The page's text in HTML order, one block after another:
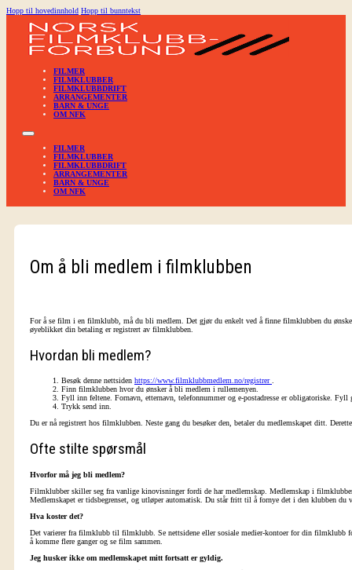
Hopp til hovedinnhold Hopp til bunntekst
FILMER
FILMKLUBBER
FILMKLUBBDRIFT
ARRANGEMENTER
BARN & UNGE
OM NFK
FILMER
FILMKLUBBER
FILMKLUBBDRIFT
ARRANGEMENTER
BARN & UNGE
OM NFK
Om å bli medlem i filmklubben
For å se film i en filmklubb, må du bli medlem. Det gjør du enkelt ved å finne filmklubben du
øyeblikket din betaling er registrert av filmklubben.
Hvordan bli medlem?
Besøk denne nettsiden https://www.filmklubbmedlem.no/registrer.
Finn filmklubben hvor du ønsker å bli medlem i rullemenyen.
Fyll inn feltene. Fornavn, etternavn, telefonnummer og e-postadresse er obligatoriske. Fyll
Trykk send inn.
Du er nå registrert hos filmklubben. Neste gang du besøker den, betaler du medlemskapet ditt.
Ofte stilte spørsmål
Hvorfor må jeg bli medlem?
Filmklubber skiller seg fra vanlige kinovisninger fordi de har medlemskap. Medlemskap i
Medlemskapet er tidsbegrenset, og utløper automatisk. Du står fritt til å fornye det i den klubben
Hva koster det?
Det varierer fra filmklubb til filmklubb. Se nettsidene eller sosiale medier-kontoer for din filmklubb
å komme flere ganger og se film sammen.
Jeg husker ikke om medlemskapet mitt fortsatt er gyldig.